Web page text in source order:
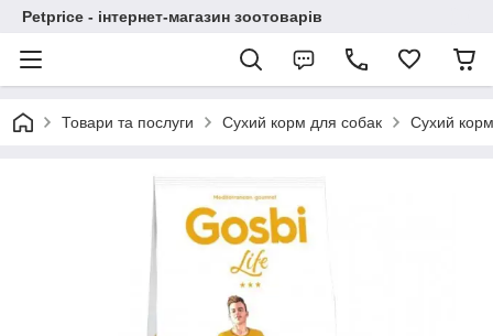
Petprice - інтернет-магазин зоотоварів
Товари та послуги Сухий корм для собак Сухий